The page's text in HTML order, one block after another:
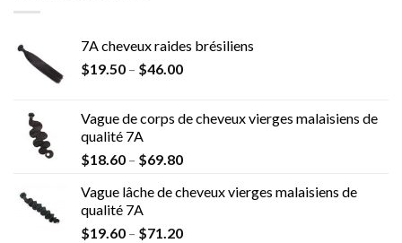
7A cheveux raides brésiliens
$19.50 – $46.00
Vague de corps de cheveux vierges malaisiens de
qualité 7A
$18.60 – $69.80
Vague lâche de cheveux vierges malaisiens de
qualité 7A
$19.60 – $71.20